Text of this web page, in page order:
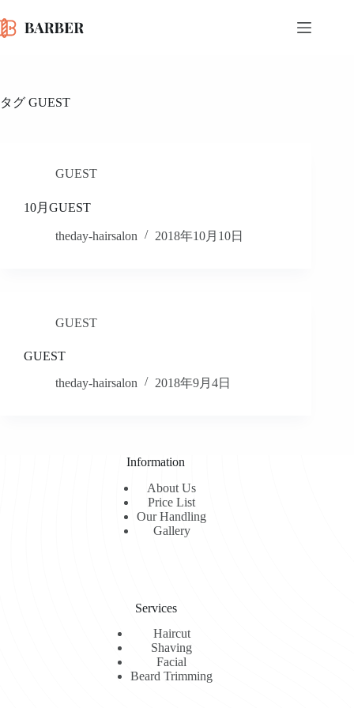
ン
テ
ス
タグ GUEST
GUEST
10月GUEST
theday-hairsalon 2018年10月10日
GUEST
GUEST
theday-hairsalon
2018年9月4日
Information
About Us
Price List
Our Handling
Gallery
Services
Haircut
Shaving
Facial
Beard Trimming